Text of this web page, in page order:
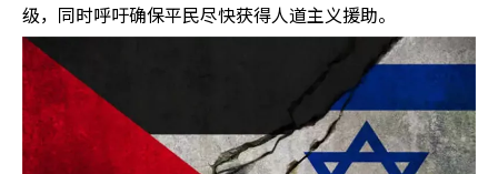
级，同时呼吁确保平民尽快获得人道主义援助。